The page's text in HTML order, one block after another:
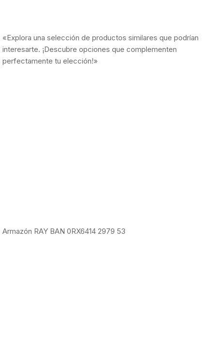
«Explora una selección de productos similares que podrían
interesarte. ¡Descubre opciones que complementen
perfectamente tu elección!»
Armazón RAY BAN 0RX6414 2979 53